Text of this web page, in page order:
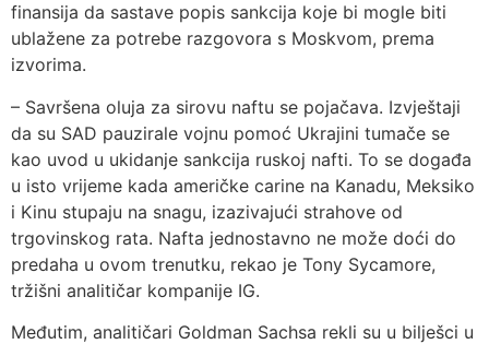
finansija da sastave popis sankcija koje bi mogle biti
ublažene za potrebe razgovora s Moskvom, prema
izvorima.
– Savršena oluja za sirovu naftu se pojačava. Izvještaji
da su SAD pauzirale vojnu pomoć Ukrajini tumače se
kao uvod u ukidanje sankcija ruskoj nafti. To se događa
u isto vrijeme kada američke carine na Kanadu, Meksiko
i Kinu stupaju na snagu, izazivajući strahove od
trgovinskog rata. Nafta jednostavno ne može doći do
predaha u ovom trenutku, rekao je Tony Sycamore,
tržišni analitičar kompanije IG.
Međutim, analitičari Goldman Sachsa rekli su u bilješci u